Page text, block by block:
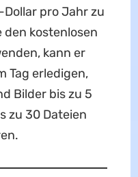
Dollar pro Jahr zu
den kostenlosen
kann er
Tag erledigen,
Bilder bis zu 5
zu 30 Dateien